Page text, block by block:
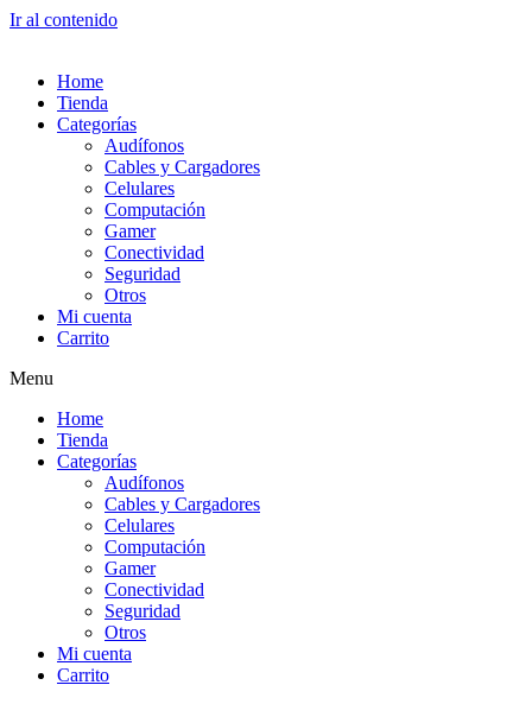
Ir al contenido
Home
Tienda
Categorías
Audífonos
Cables y Cargadores
Celulares
Computación
Gamer
Conectividad
Seguridad
Otros
Mi cuenta
Carrito
Menu
Home
Tienda
Categorías
Audífonos
Cables y Cargadores
Celulares
Computación
Gamer
Conectividad
Seguridad
Otros
Mi cuenta
Carrito